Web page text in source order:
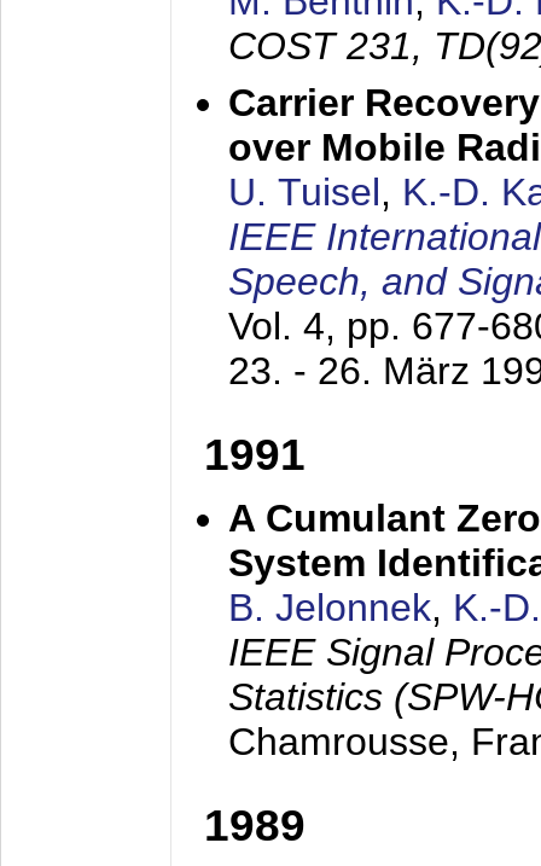
COST 231,
Carrier
over Mobile
U. Tuisel, K.-D.
IEEE
Speech, and
Vol. 4, pp. 677-
23. - 26. März
1991
A Cumulant
System
B. Jelonnek, K.-
IEEE Signal
Statistics (SPW-
Chamrousse,
1989